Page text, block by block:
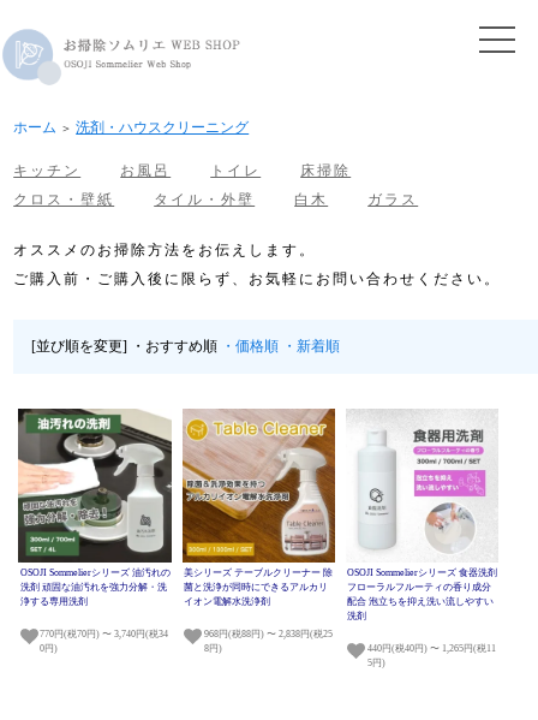
ホーム ＞ 洗剤・ハウスクリーニング
キッチン お風呂 トイレ
床掃除
クロス・壁紙
タイル・外壁 白木 ガラス
オススメのお掃除方法をお伝えします。
ご購入前・ご購入後に限らず、お気軽にお問い合わせください。
[並び順を変更] ・おすすめ順 ・価格順 ・新着順
OSOJI Sommelierシリーズ 油汚れの
洗剤 頑固な油汚れを強力分解・洗
浄する専用洗剤
770円(税70円) 〜 3,740円(税34
0円)
美シリーズ テーブルクリーナー 除
菌と洗浄が同時にできるアルカリ
イオン電解水洗浄剤
968円(税88円) 〜 2,838円(税25
8円)
OSOJI Sommelierシリーズ 食器洗剤
フローラルフルーティの香り成分
配合 泡立ちを抑え洗い流しやすい
洗剤
440円(税40円) 〜 1,265円(税11
5円)